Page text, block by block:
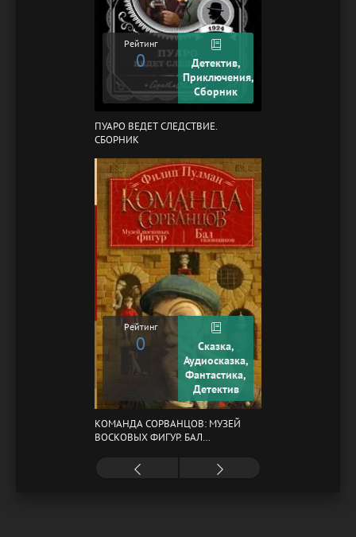
Рейтинг
0
Детектив,
Приключения,
Сборник
ПУАРО ВЕДЕТ СЛЕДСТВИЕ.
СБОРНИК
Рейтинг
0
Сказка,
Аудиосказка,
Фантастика,
Детектив
КОМАНДА СОРВАНЦОВ: МУЗЕЙ
ВОСКОВЫХ ФИГУР. БАЛ